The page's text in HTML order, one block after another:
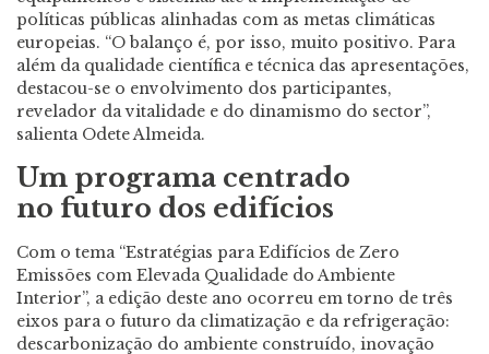
políticas públicas alinhadas com as metas climáticas
europeias. “O balanço é, por isso, muito positivo. Para
além da qualidade científica e técnica das apresentações,
destacou-se o envolvimento dos participantes,
revelador da vitalidade e do dinamismo do sector”,
salienta Odete Almeida.
Um programa centrado
no futuro dos edifícios
Com o tema “Estratégias para Edifícios de Zero
Emissões com Elevada Qualidade do Ambiente
Interior”, a edição deste ano ocorreu em torno de três
eixos para o futuro da climatização e da refrigeração:
descarbonização do ambiente construído, inovação